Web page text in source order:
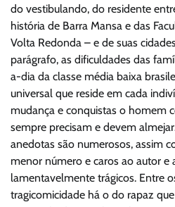
do vestibulando, do residente
história de Barra Mansa e das
Volta Redonda – e de suas
parágrafo, as dificuldades das
a-dia da classe média baixa
universal que reside em cada
mudança e conquistas o homem
sempre precisam e devem
anedotas são numerosos, assim
menor número e caros ao autor e
lamentavelmente trágicos. Entre
tragicomicidade há o do rapaz